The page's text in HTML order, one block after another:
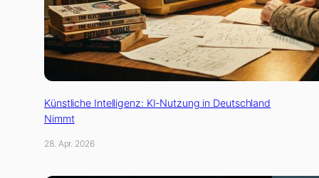
Künstliche Intelligenz: KI-Nutzung in Deutschland
Nimmt
28. Apr. 2026